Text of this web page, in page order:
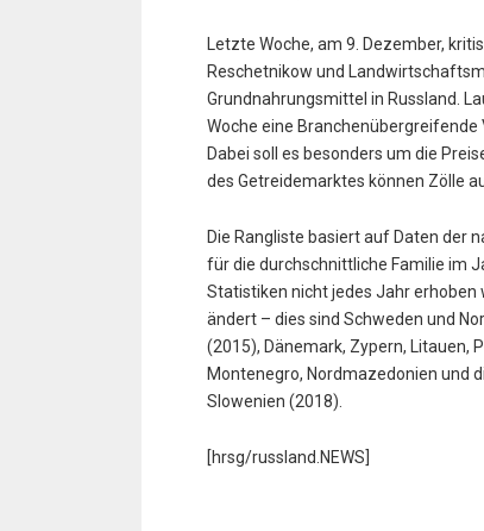
Letzte Woche, am 9. Dezember,
Reschetnikow und
Grundnahrungsmittel in Russland.
Woche eine
Dabei soll es besonders um die
des Getreidemarktes können Zölle
Die Rangliste basiert auf Daten der
für die durchschnittliche Familie im
Statistiken nicht jedes Jahr
ändert – dies sind Schweden und
(2015), Dänemark, Zypern, Litauen,
Montenegro, Nordmazedonien und
Slowenien (2018).
[hrsg/russland.NEWS]